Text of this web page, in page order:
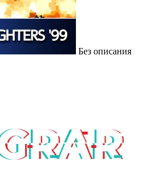
Без описания